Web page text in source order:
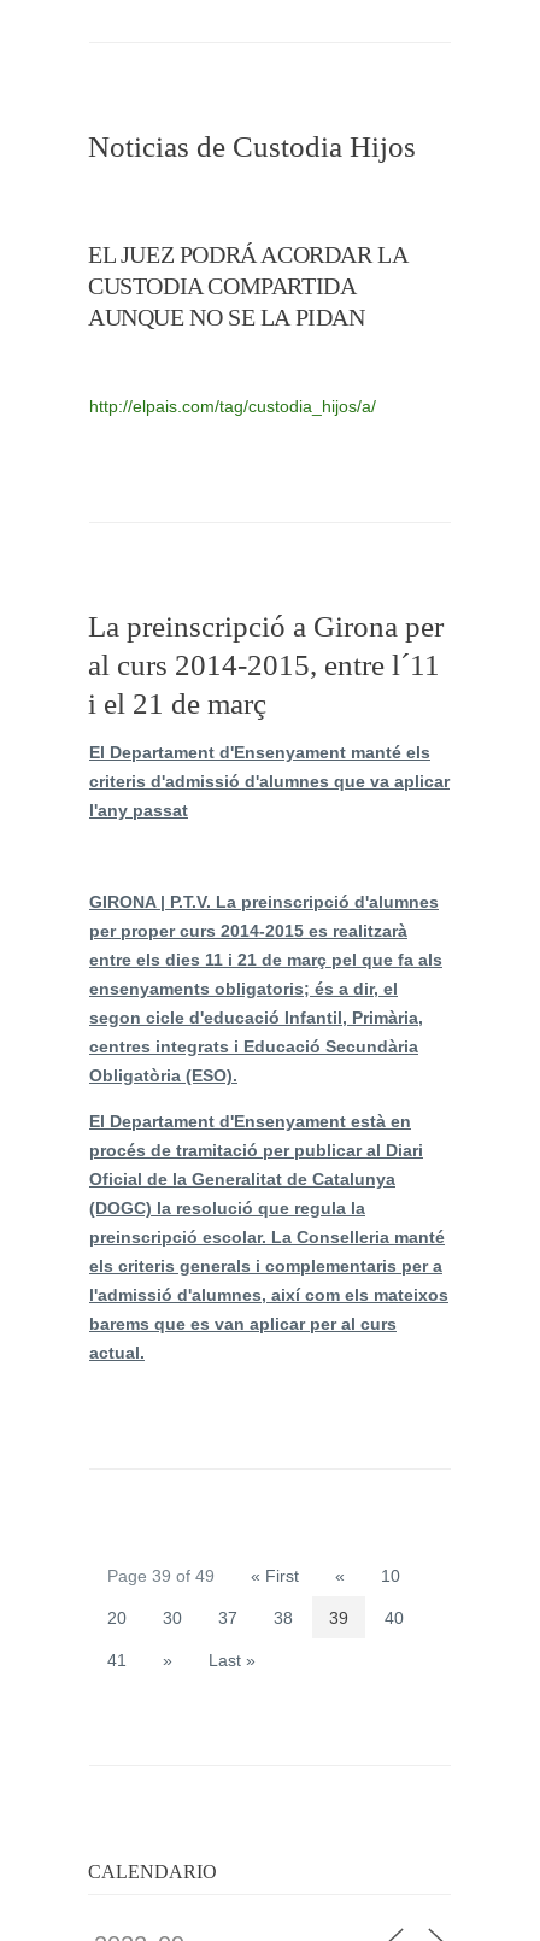
Noticias de Custodia Hijos
EL JUEZ PODRÁ ACORDAR LA
CUSTODIA COMPARTIDA
AUNQUE NO SE LA PIDAN
http://elpais.com/tag/custodia_hijos/a/
La preinscripció a Girona per
al curs 2014-2015, entre l´11
i el 21 de març
El Departament d'Ensenyament manté els
criteris d'admissió d'alumnes que va aplicar
l'any passat
GIRONA | P.T.V. La preinscripció d'alumnes
per proper curs 2014-2015 es realitzarà
entre els dies 11 i 21 de març pel que fa als
ensenyaments obligatoris; és a dir, el
segon cicle d'educació Infantil, Primària,
centres integrats i Educació Secundària
Obligatòria (ESO).
El Departament d'Ensenyament està en
procés de tramitació per publicar al Diari
Oficial de la Generalitat de Catalunya
(DOGC) la resolució que regula la
preinscripció escolar. La Conselleria manté
els criteris generals i complementaris per a
l'admissió d'alumnes, així com els mateixos
barems que es van aplicar per al curs
actual.
Page 39 of 49 « First « 10
20 30 37 38 39 40
41 » Last »
CALENDARIO